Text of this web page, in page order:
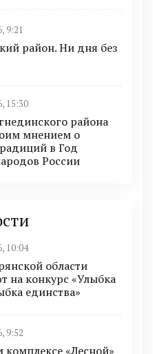
9:21
район. Ни дня без
15:30
района
мнением о
в Год
России
10:04
области
на конкурс «Улыбка
единства»
9:52
комплексе «Лесной»